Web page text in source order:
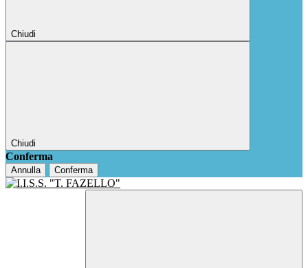
Chiudi
Chiudi
Conferma
Annulla Conferma